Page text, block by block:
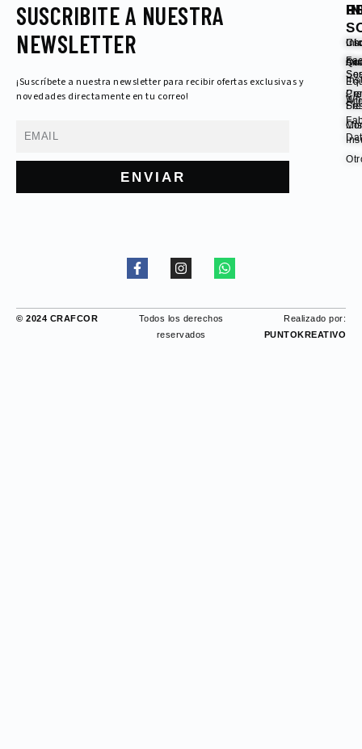
SUSCRIBITE A NUESTRA
NEWSLETTER
¡Suscríbete a nuestra newsletter para recibir ofertas exclusivas y
novedades directamente en tu correo!
Email
ENVIAR
Mis
F
a
b
I
n
a
g
r
W
h
© 2024 CRAFCOR
Todos los derechos
reservados
Realizado por:
PUNTOKREATIVO